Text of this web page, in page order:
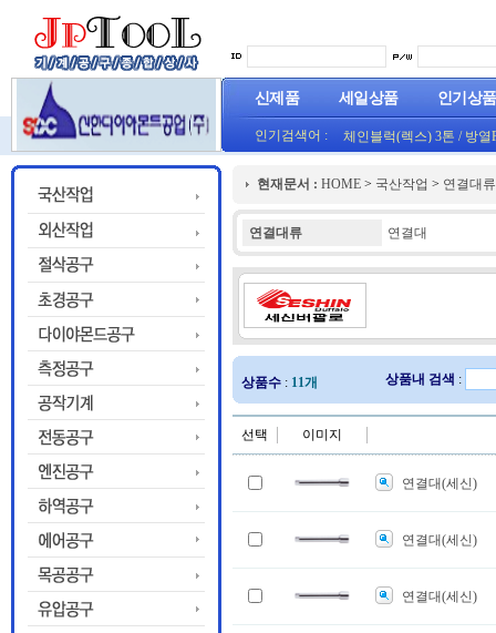
신제품 세일상품 인기상품
인기검색어 : 체인블럭(렉스) 3톤 / 방열
(오렌지) (1롤50M)
프로라인 줄자(코메론)자
현재문서 : HOME > 국산작업 > 연결대류
연결대류 연결대
상품수 : 11개 상품내 검색 :
선택 이미지
연결대(세신)
연결대(세신)
연결대(세신)